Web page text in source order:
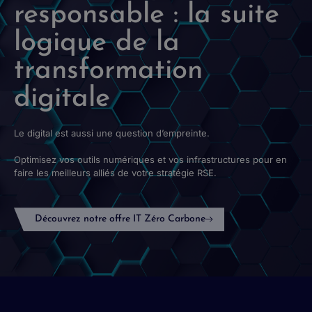
responsable : la suite
logique de la
transformation
digitale
Le digital est aussi une question d’empreinte.
Optimisez vos outils numériques et vos infrastructures pour en
faire les meilleurs alliés de votre stratégie RSE.
Découvrez notre offre IT Zéro Carbone